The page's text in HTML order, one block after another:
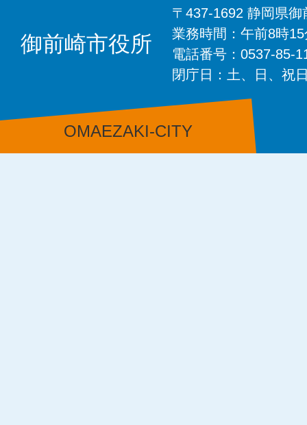
御前崎市役所
〒437-1692 静岡県
業務時間：午前8時
電話番号：0537-85-
閉庁日：土、日、祝
OMAEZAKI-CITY